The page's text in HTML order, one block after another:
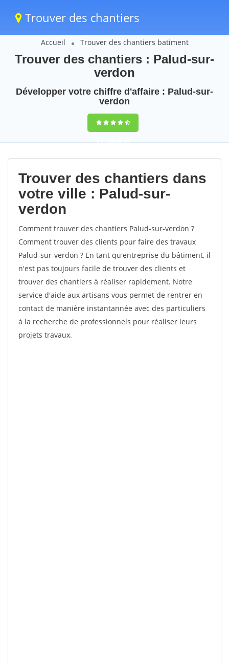
Trouver des chantiers
Accueil Trouver des chantiers batiment
Trouver des chantiers : Palud-sur-
verdon
Développer votre chiffre d'affaire : Palud-sur-
verdon
9,5(100%)49
votes
Trouver des chantiers dans
votre ville : Palud-sur-
verdon
Comment trouver des chantiers Palud-sur-verdon ?
Comment trouver des clients pour faire des travaux
Palud-sur-verdon ? En tant qu'entreprise du bâtiment, il
n'est pas toujours facile de trouver des clients et
trouver des chantiers à réaliser rapidement. Notre
service d'aide aux artisans vous permet de rentrer en
contact de manière instantannée avec des particuliers
à la recherche de professionnels pour réaliser leurs
projets travaux.